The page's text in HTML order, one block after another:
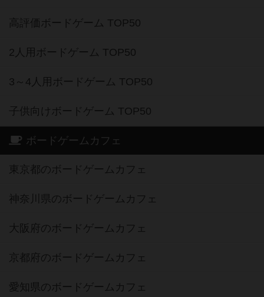
高評価ボードゲーム TOP50
2人用ボードゲーム TOP50
3～4人用ボードゲーム TOP50
子供向けボードゲーム TOP50
ボードゲームカフェ
東京都のボードゲームカフェ
神奈川県のボードゲームカフェ
大阪府のボードゲームカフェ
京都府のボードゲームカフェ
愛知県のボードゲームカフェ